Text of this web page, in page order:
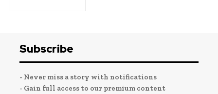
Subscribe
- Never miss a story with notifications
- Gain full access to our premium content